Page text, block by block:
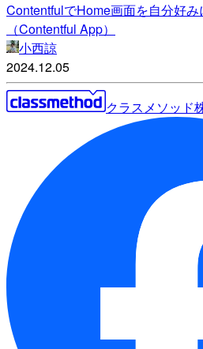
ContentfulでHome画面を自分好
（Contentful App）
小西諒
2024.12.05
クラスメソッド